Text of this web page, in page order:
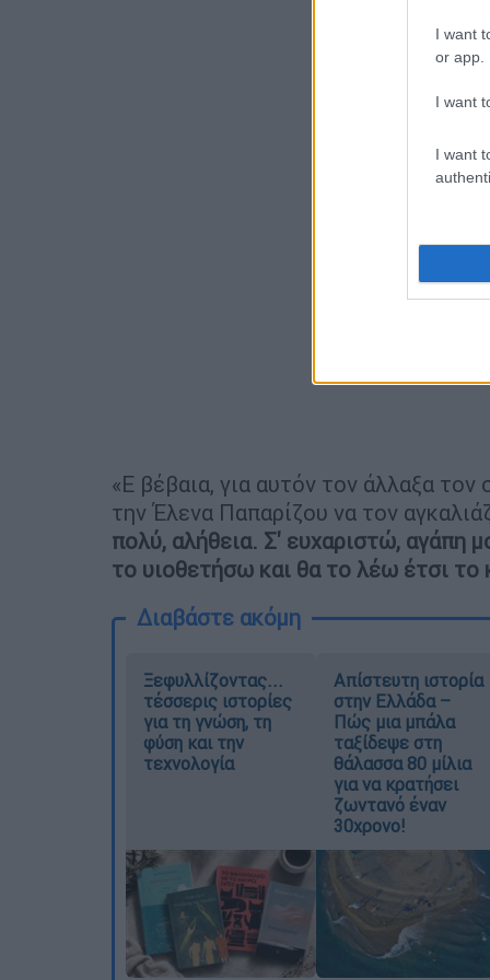
I want
or app.
I want
I want
«Ε βέβαια, για αυτόν τον άλλαξα
την Έλενα Παπαρίζου να τον
πολύ, αλήθεια. Σ' ευχαριστώ, αγάπη
το υιοθετήσω και θα το λέω έτσι
Διαβάστε ακόμη
Ξεφυλλίζοντας...
τέσσερις ιστορίες
για τη γνώση, τη
φύση και την
τεχνολογία
Απίστευτη ιστορία
στην Ελλάδα –
Πώς μια μπάλα
ταξίδεψε στη
θάλασσα 80 μίλια
για να κρατήσει
ζωντανό έναν
30χρονο!